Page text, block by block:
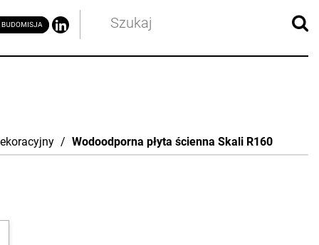
/ Wodoodporna płyta ścienna Skali R160